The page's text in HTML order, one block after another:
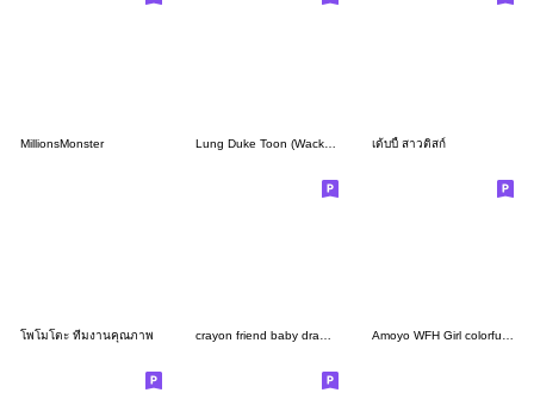
MillionsMonster เด้บบี้ สาวติสก์
โพโมโตะ ทีมงานคุณภาพ